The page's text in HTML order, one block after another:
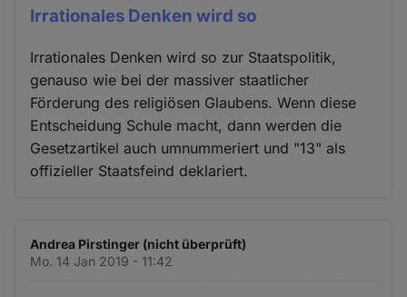
Irrationales Denken wird so
Irrationales Denken wird so zur Staatspolitik,
genauso wie bei der massiver staatlicher
Förderung des religiösen Glaubens. Wenn diese
Entscheidung Schule macht, dann werden die
Gesetzartikel auch umnummeriert und "13" als
offizieller Staatsfeind deklariert.
Andrea Pirstinger (nicht überprüft)
Mo. 14 Jan 2019 - 11:42